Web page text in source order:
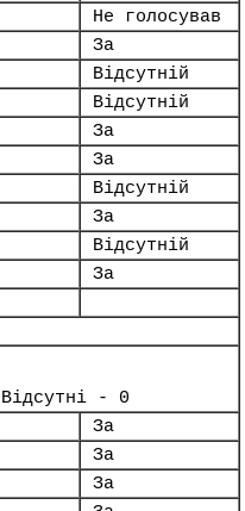
Не голосував
За
Відсутній
Відсутній
За
За
Відсутній
За
Відсутній
За
- 0
За
За
За